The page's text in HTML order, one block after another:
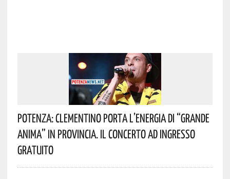
Potenza: Clementino Porta L’energia Di “Grande
Anima” In Provincia. Il Concerto Ad Ingresso
Gratuito